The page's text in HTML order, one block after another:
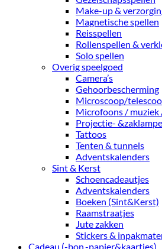
Make-up &
Magnetische spellen
Reisspellen
Rollenspellen &
Solo spellen
Overig speelgoed
Camera’s
Gehoorbescherming
Microscoop/
Microfoons / muziek
Projectie-
Tattoos
Tenten & tunnels
Adventskalenders
Sint & Kerst
Schoencadeautjes
Adventskalenders
Boeken (Sint&Kerst)
Raamstraatjes
Jute zakken
Stickers &
Cadeau (-bon,-papier&kaartjes)